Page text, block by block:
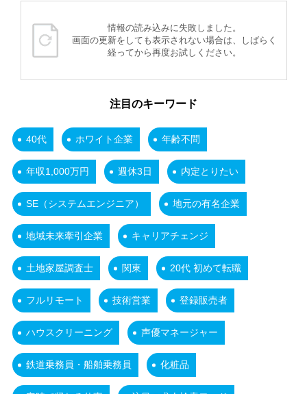
情報の読み込みに失敗しました。
画面の更新をしても表示されない場合は、しばらく
経ってから再度お試しください。
注目のキーワード
40代 ホワイト企業 年齢不問
年収1,000万円 週休3日 内定とりたい
SE（システムエンジニア） 地元の有名企業
地域未来牽引企業 キャリアチェンジ
土地家屋調査士 関東 20代 初めて転職
フルリモート 技術営業 登録販売者
ハウスクリーニング 声優マネージャー
鉄道乗務員・船舶乗務員 化粧品